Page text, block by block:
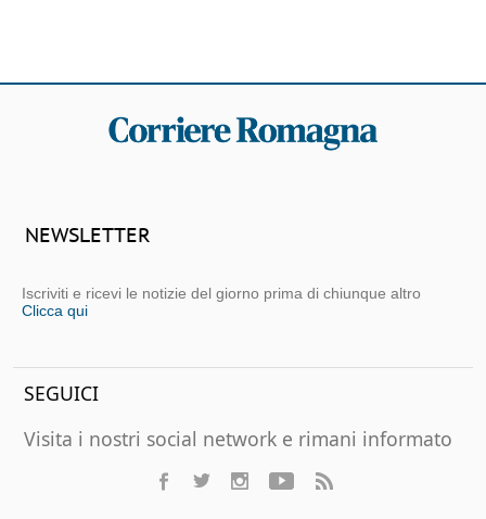
NEWSLETTER
Iscriviti e ricevi le notizie del giorno prima di chiunque altro
Clicca qui
SEGUICI
Visita i nostri social network e rimani informato